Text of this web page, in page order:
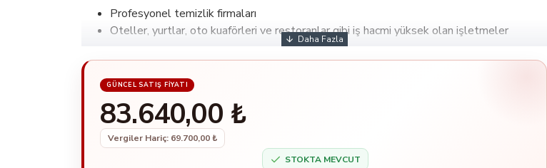
Profesyonel temizlik firmaları
Oteller, yurtlar, oto kuaförleri ve restoranlar gibi iş hacmi yüksek olan işletmeler
83.640,00 ₺
Vergiler Hariç: 69.700,00 ₺
STOKTA MEVCUT